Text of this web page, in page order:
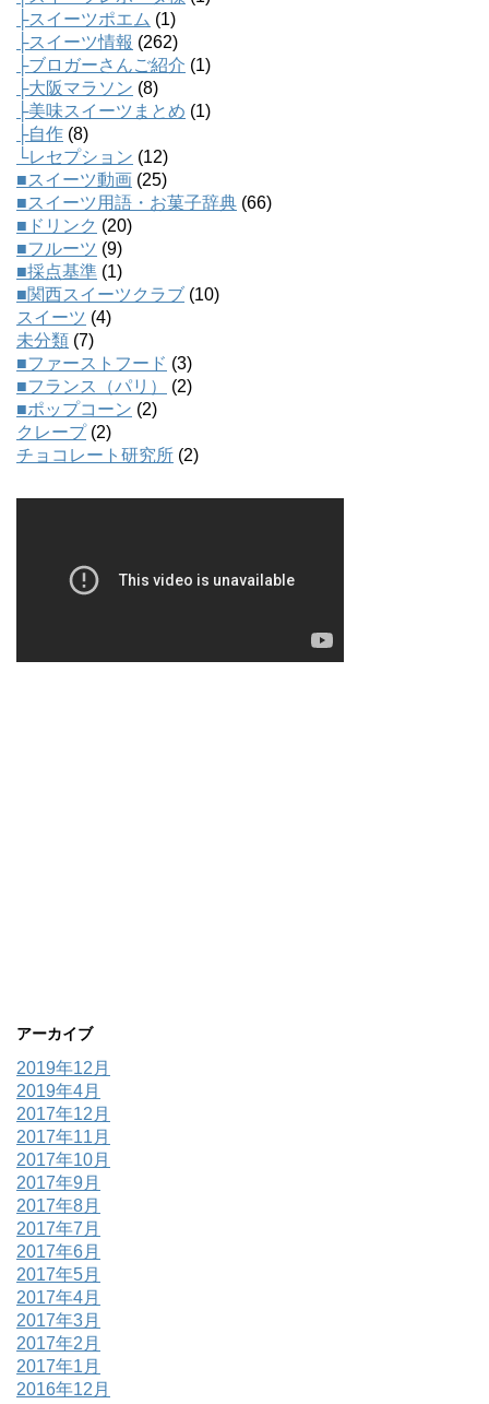
├スイーツポエム (1)
├スイーツ情報 (262)
├ブロガーさんご紹介 (1)
├大阪マラソン (8)
├美味スイーツまとめ (1)
├自作 (8)
└レセプション (12)
■スイーツ動画 (25)
■スイーツ用語・お菓子辞典 (66)
■ドリンク (20)
■フルーツ (9)
■採点基準 (1)
■関西スイーツクラブ (10)
スイーツ (4)
未分類 (7)
■ファーストフード (3)
■フランス（パリ）
(2)
■ポップコーン (2)
クレープ(2)
チョコレート研究所 (2)
アーカイブ
2019年12月
2019年4月
2017年12月
2017年11月
2017年10月
2017年9月
2017年8月
2017年7月
2017年6月
2017年5月
2017年4月
2017年3月
2017年2月
2017年1月
2016年12月